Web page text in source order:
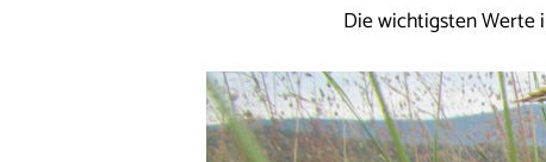
Die wichtigsten Werte